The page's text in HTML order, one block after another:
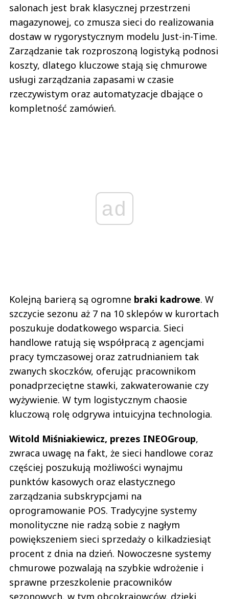
salonach jest brak klasycznej przestrzeni
magazynowej, co zmusza sieci do realizowania
dostaw w rygorystycznym modelu Just-in-Time.
Zarządzanie tak rozproszoną logistyką podnosi
koszty, dlatego kluczowe stają się chmurowe
usługi zarządzania zapasami w czasie
rzeczywistym oraz automatyzacje dbające o
kompletność zamówień.
ad
Kolejną barierą są ogromne braki kadrowe. W
szczycie sezonu aż 7 na 10 sklepów w kurortach
poszukuje dodatkowego wsparcia. Sieci
handlowe ratują się współpracą z agencjami
pracy tymczasowej oraz zatrudnianiem tak
zwanych skoczków, oferując pracownikom
ponadprzeciętne stawki, zakwaterowanie czy
wyżywienie. W tym logistycznym chaosie
kluczową rolę odgrywa intuicyjna technologia.
Witold Miśniakiewicz, prezes INEOGroup,
zwraca uwagę na fakt, że sieci handlowe coraz
częściej poszukują możliwości wynajmu
punktów kasowych oraz elastycznego
zarządzania subskrypcjami na
oprogramowanie POS. Tradycyjne systemy
monolityczne nie radzą sobie z nagłym
powiększeniem sieci sprzedaży o kilkadziesiąt
procent z dnia na dzień. Nowoczesne systemy
chmurowe pozwalają na szybkie wdrożenie i
sprawne przeszkolenie pracowników
sezonowych, w tym obcokrajowców, dzięki